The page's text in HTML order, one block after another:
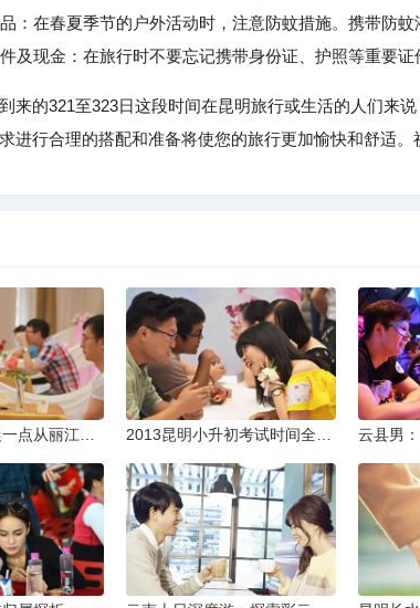
在春夏季节的户外活动时，注意防蚊措施。携带防蚊
现金：在旅行时不要忘记携带身份证、护照等重要证
来的321至323日这段时间在昆明旅行或生活的人们来
进行合理的搭配和准备将使您的旅行更加愉快和舒适。